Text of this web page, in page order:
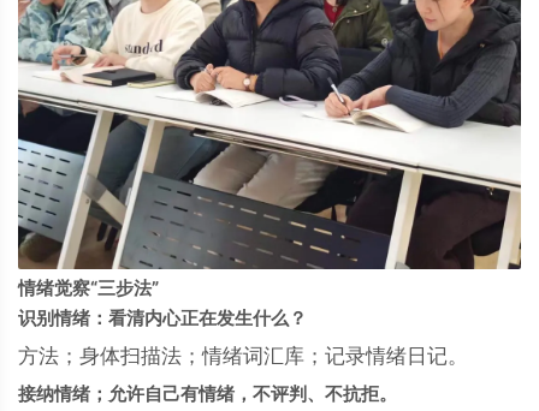
情绪觉察“三步法”
识别情绪：看清内心正在发生什么？
方法；身体扫描法；情绪词汇库；记录情绪日记。
接纳情绪；允许自己有情绪，不评判、不抗拒。